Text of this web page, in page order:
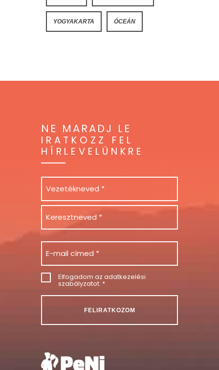
YOGYAKARTA ÓCEÁN
NE MARADJ LE
IRATKOZZ FEL
HÍRLEVELÜNKRE
Név
Consent
Elfogadom az adatkezelési
szabályzatot. *